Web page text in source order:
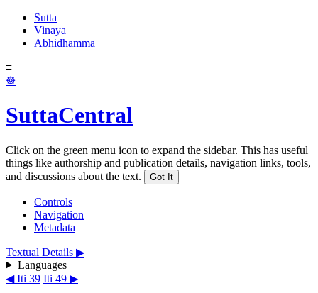
Sutta
Vinaya
Abhidhamma
≡
☸
SuttaCentral
Click on the green menu icon to expand the sidebar. This has useful
things like authorship and publication details, navigation links, tools,
and discussions about the text.
Got It
Controls
Navigation
Metadata
Textual Details ▶
Languages
◀ Iti 39 Iti 49 ▶